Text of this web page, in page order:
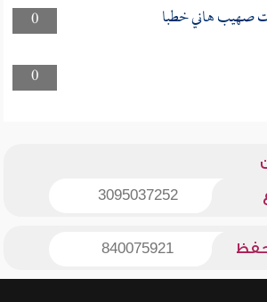
0
صهيب هاني خطبا
0
3095037252
840075921